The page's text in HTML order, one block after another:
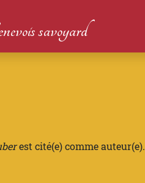
savoyard
est cité(e) comme auteur(e).